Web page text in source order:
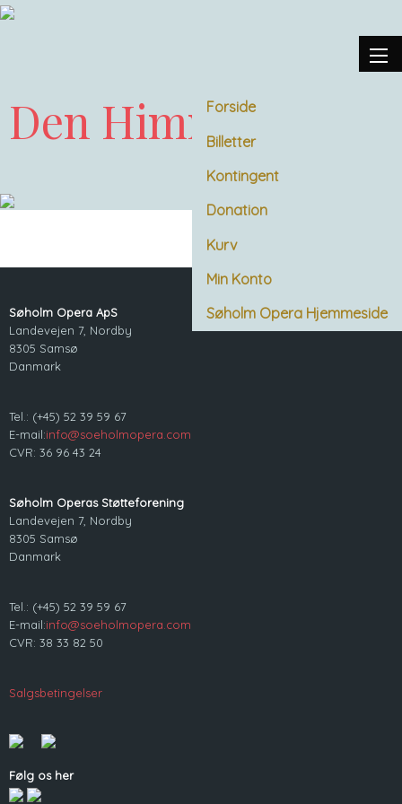
Forside
Billetter
Kontingent
Donation
Kurv
Min Konto
Søholm Opera Hjemmeside
Den Himmelblå
Søholm Opera ApS
Landevejen 7, Nordby
8305 Samsø
Danmark
Tel.: (+45) 52 39 59 67
E-mail:info@soeholmopera.com
CVR: 36 96 43 24
Søholm Operas Støtteforening
Landevejen 7, Nordby
8305 Samsø
Danmark
Tel.: (+45) 52 39 59 67
E-mail:info@soeholmopera.com
CVR: 38 33 82 50
Salgsbetingelser
Følg os her